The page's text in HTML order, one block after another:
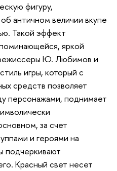
фигуру,
античном величии вкупе
Такой эффект
яркой
Ю. Любимов и
игры, который с
средств позволяет
персонажами, поднимает
за счет
и героями на
подчеркивают
Красный свет несет